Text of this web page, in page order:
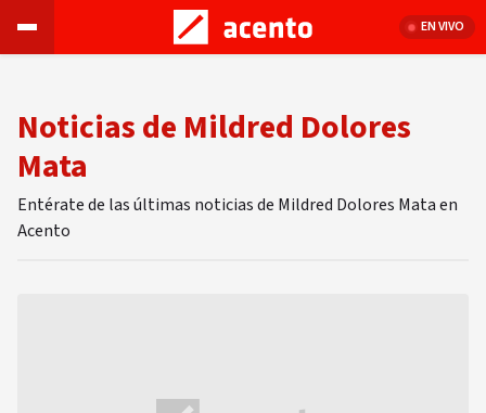
EN VIVO
Noticias de Mildred Dolores
Mata
Entérate de las últimas noticias de Mildred Dolores Mata en
Acento